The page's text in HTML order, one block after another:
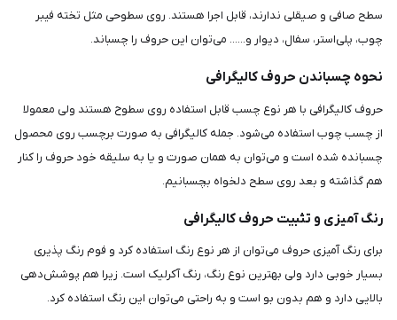
سطح صافی و صیقلی ندارند، قابل اجرا هستند. روی سطوحی مثل تخته فیبر
چوب، پلی‌استر، سفال، دیوار و...... می‌توان این حروف را چسباند.
نحوه چسباندن حروف کالیگرافی
حروف کالیگرافی با هر نوع چسب قابل استفاده روی سطوح هستند ولی معمولا
از چسب چوب استفاده می‌شود. جمله کالیگرافی به صورت برچسب روی محصول
چسبانده شده است و می‌توان به همان صورت و یا به سلیقه خود حروف را کنار
هم گذاشته و بعد روی سطح دلخواه بچسبانیم.
رنگ آمیزی و تثبیت حروف کالیگرافی
برای رنگ آمیزی حروف می‌توان از هر نوع رنگ استفاده کرد و فوم رنگ پذیری
بسیار خوبی دارد ولی بهترین نوع رنگ، رنگ آکرلیک است. زیرا هم پوشش‌دهی
بالایی دارد و هم بدون بو است و به راحتی می‌توان این رنگ استفاده کرد.